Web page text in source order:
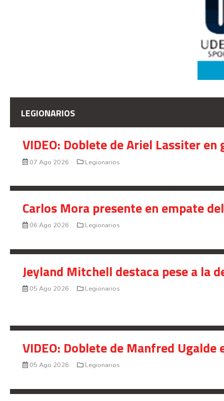
LEGIONARIOS
VIDEO: Doblete de Ariel Lassiter
07 Ago 2026 Legionarios
Carlos Mora presente en empate
06 Ago 2026 Legionarios
Jeyland Mitchell destaca pese a la
05 Ago 2026 Legionarios
VIDEO: Doblete de Manfred
05 Ago 2026 Legionarios